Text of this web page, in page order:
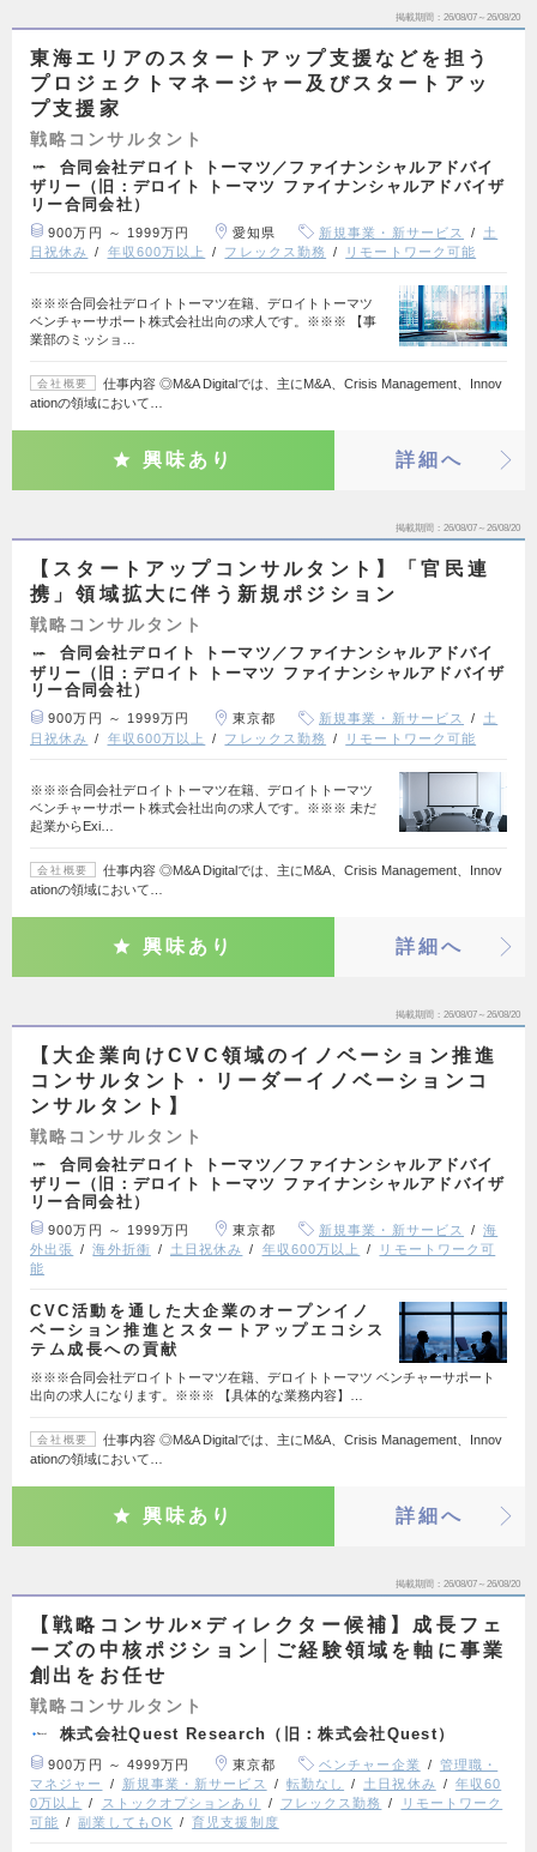
掲載期間 26/08/07～26/08/20
東海エリアのスタートアップ支援などを担う
プロジェクトマネージャー及びスタートアッ
プ支援家
戦略コンサルタント
合同会社デロイト トーマツ／ファイナンシャルアドバイ
ザリー（旧：デロイト トーマツ ファイナンシャルアドバイザ
リー合同会社）
900万円 ～ 1999万円 愛知県 新規事業・新サービス
土
日祝休み
年収600万以上 フレックス勤務 リモートワーク可能
※※※合同会社デロイトトーマツ在籍、デロイトトーマツ
ベンチャーサポート株式会社出向の求人です。※※※ 【事
業部のミッショ…
会社概要
仕事内容 ◎M&A Digitalでは、主にM&A、Crisis Management、Innov
ationの領域において…
興味あり 詳細へ
掲載期間 26/08/07～26/08/20
【スタートアップコンサルタント】「官民連
携」領域拡大に伴う新規ポジション
戦略コンサルタント
合同会社デロイト トーマツ／ファイナンシャルアドバイ
ザリー（旧：デロイト トーマツ ファイナンシャルアドバイザ
リー合同会社）
900万円 ～ 1999万円 東京都 新規事業・新サービス
土
日祝休み
年収600万以上 フレックス勤務 リモートワーク可能
※※※合同会社デロイトトーマツ在籍、デロイトトーマツ
ベンチャーサポート株式会社出向の求人です。※※※ 未だ
起業からExi…
会社概要
仕事内容 ◎M&A Digitalでは、主にM&A、Crisis Management、Innov
ationの領域において…
興味あり 詳細へ
掲載期間 26/08/07～26/08/20
【大企業向けCVC領域のイノベーション推進
コンサルタント・リーダーイノベーションコ
ンサルタント】
戦略コンサルタント
合同会社デロイト トーマツ／ファイナンシャルアドバイ
ザリー（旧：デロイト トーマツ ファイナンシャルアドバイザ
リー合同会社）
900万円 ～ 1999万円 東京都 新規事業・新サービス
海
外出張
海外折衝 土日祝休み 年収600万以上
リモートワーク可
能
CVC活動を通した大企業のオープンイノ
ベーション推進とスタートアップエコシス
テム成長への貢献
※※※合同会社デロイトトーマツ在籍、デロイトトーマツ ベンチャーサポート
出向の求人になります。※※※ 【具体的な業務内容】…
会社概要
仕事内容 ◎M&A Digitalでは、主にM&A、Crisis Management、Innov
ationの領域において…
興味あり 詳細へ
掲載期間 26/08/07～26/08/20
【戦略コンサル×ディレクター候補】成長フェ
ーズの中核ポジション│ご経験領域を軸に事業
創出をお任せ
戦略コンサルタント
株式会社Quest Research（旧：株式会社Quest）
900万円 ～ 4999万円 東京都 ベンチャー企業
管理職・
マネジャー
新規事業・新サービス 転勤なし 土日祝休み
年収60
0万以上
ストックオプションあり フレックス勤務
リモートワーク
可能
副業してもOK 育児支援制度